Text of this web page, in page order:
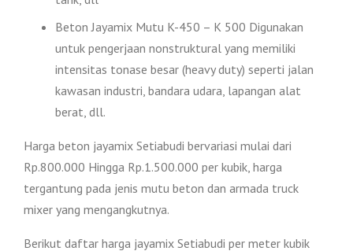
Beton Jayamix Mutu K-450 – K 500 Digunakan
untuk pengerjaan nonstruktural yang memiliki
intensitas tonase besar (heavy duty) seperti jalan
kawasan industri, bandara udara, lapangan alat
berat, dll.
Harga beton jayamix Setiabudi bervariasi mulai dari
Rp.800.000 Hingga Rp.1.500.000 per kubik, harga
tergantung pada jenis mutu beton dan armada truck
mixer yang mengangkutnya.
Berikut daftar harga jayamix Setiabudi per meter kubik